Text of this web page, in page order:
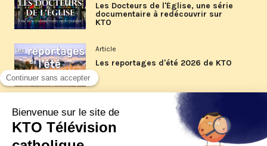
Les Docteurs de l'Église, une série
documentaire à redécouvrir sur
KTO
Article
Les reportages d'été 2026 de KTO
La visite pastorale du pape Léon
XIV à Assise à suivre sur KTO le
jeudi 6 août